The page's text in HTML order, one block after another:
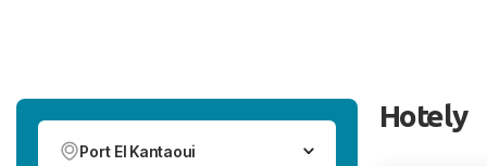
Port El Kantaoui
Hotely